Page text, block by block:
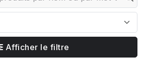
Afficher le filtre